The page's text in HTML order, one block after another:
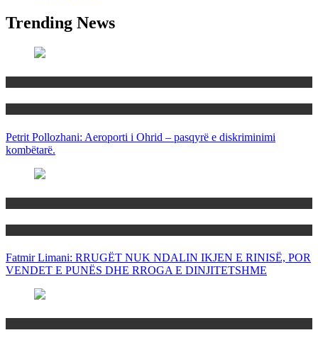
Trending News
Petrit Pollozhani: Aeroporti i Ohrid – pasqyrë e diskriminimi
kombëtarë.
Fatmir Limani: RRUGËT NUK NDALIN IKJEN E RINISË, POR
VENDET E PUNËS DHE RROGA E DINJITETSHME